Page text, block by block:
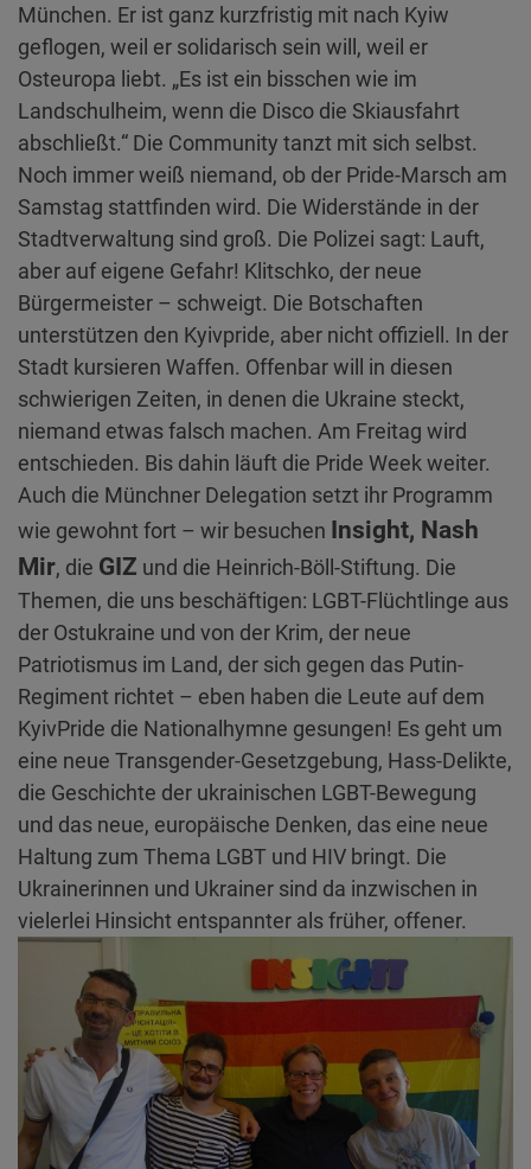
München. Er ist ganz kurzfristig mit nach Kyiw
geflogen, weil er solidarisch sein will, weil er
Osteuropa liebt. „Es ist ein bisschen wie im
Landschulheim, wenn die Disco die Skiausfahrt
abschließt.“ Die Community tanzt mit sich selbst.
Noch immer weiß niemand, ob der Pride-Marsch am
Samstag stattfinden wird. Die Widerstände in der
Stadtverwaltung sind groß. Die Polizei sagt: Lauft,
aber auf eigene Gefahr! Klitschko, der neue
Bürgermeister – schweigt. Die Botschaften
unterstützen den Kyivpride, aber nicht offiziell. In der
Stadt kursieren Waffen. Offenbar will in diesen
schwierigen Zeiten, in denen die Ukraine steckt,
niemand etwas falsch machen. Am Freitag wird
entschieden. Bis dahin läuft die Pride Week weiter.
Auch die Münchner Delegation setzt ihr Programm
wie gewohnt fort – wir besuchen Insight, Nash
Mir, die GIZ und die Heinrich-Böll-Stiftung. Die
Themen, die uns beschäftigen: LGBT-Flüchtlinge aus
der Ostukraine und von der Krim, der neue
Patriotismus im Land, der sich gegen das Putin-
Regiment richtet – eben haben die Leute auf dem
KyivPride die Nationalhymne gesungen! Es geht um
eine neue Transgender-Gesetzgebung, Hass-Delikte,
die Geschichte der ukrainischen LGBT-Bewegung
und das neue, europäische Denken, das eine neue
Haltung zum Thema LGBT und HIV bringt. Die
Ukrainerinnen und Ukrainer sind da inzwischen in
vielerlei Hinsicht entspannter als früher, offener.